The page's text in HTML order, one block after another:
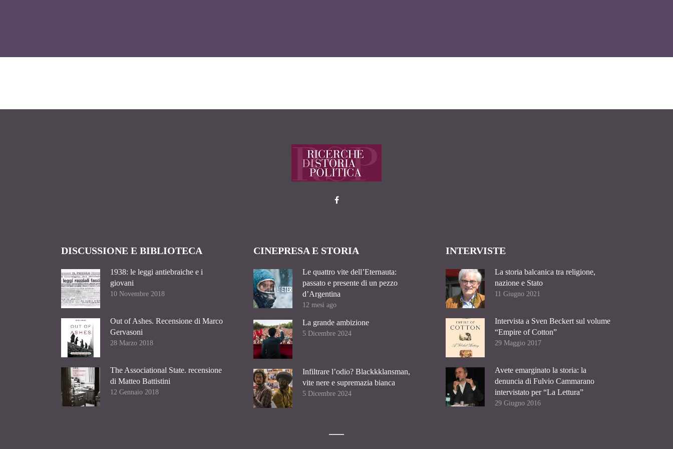
DISCUSSIONE E BIBLIOTECA
1938: le leggi antiebraiche e i
giovani
10 Novembre 2018
Out of Ashes. Recensione di Marco
Gervasoni
28 Marzo 2018
The Associational State. recensione
di Matteo Battistini
12 Gennaio 2018
CINEPRESA E STORIA
Le quattro vite dell’Eternauta:
passato e presente di un pezzo
d’Argentina
12 mesi ago
La grande ambizione
5 Dicembre 2024
Infiltrare l’odio? Blackkklansman,
vite nere e supremazia bianca
5 Dicembre 2024
INTERVISTE
La storia balcanica tra religione,
nazione e Stato
11 Giugno 2021
Intervista a Sven Beckert sul volume
“Empire of Cotton”
29 Maggio 2017
Avete emarginato la storia: la
denuncia di Fulvio Cammarano
intervistato per “La Lettura”
29 Giugno 2016